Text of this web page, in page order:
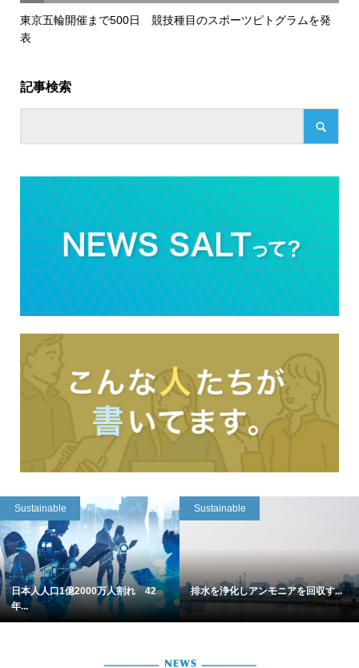
東京五輪開催まで500日 競技種目のスポーツピトグラムを発
表
記事検索
Sustainable
日本人人口1億2000万人割れ 42
年...
Sustainable
排水を浄化しアンモニアを回収す...